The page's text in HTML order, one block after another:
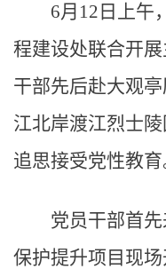
6月12日上午
程建设处联合开
干部先后赴大观
江北岸渡江烈士
追思接受党性教育
党员干部首
保护提升项目现